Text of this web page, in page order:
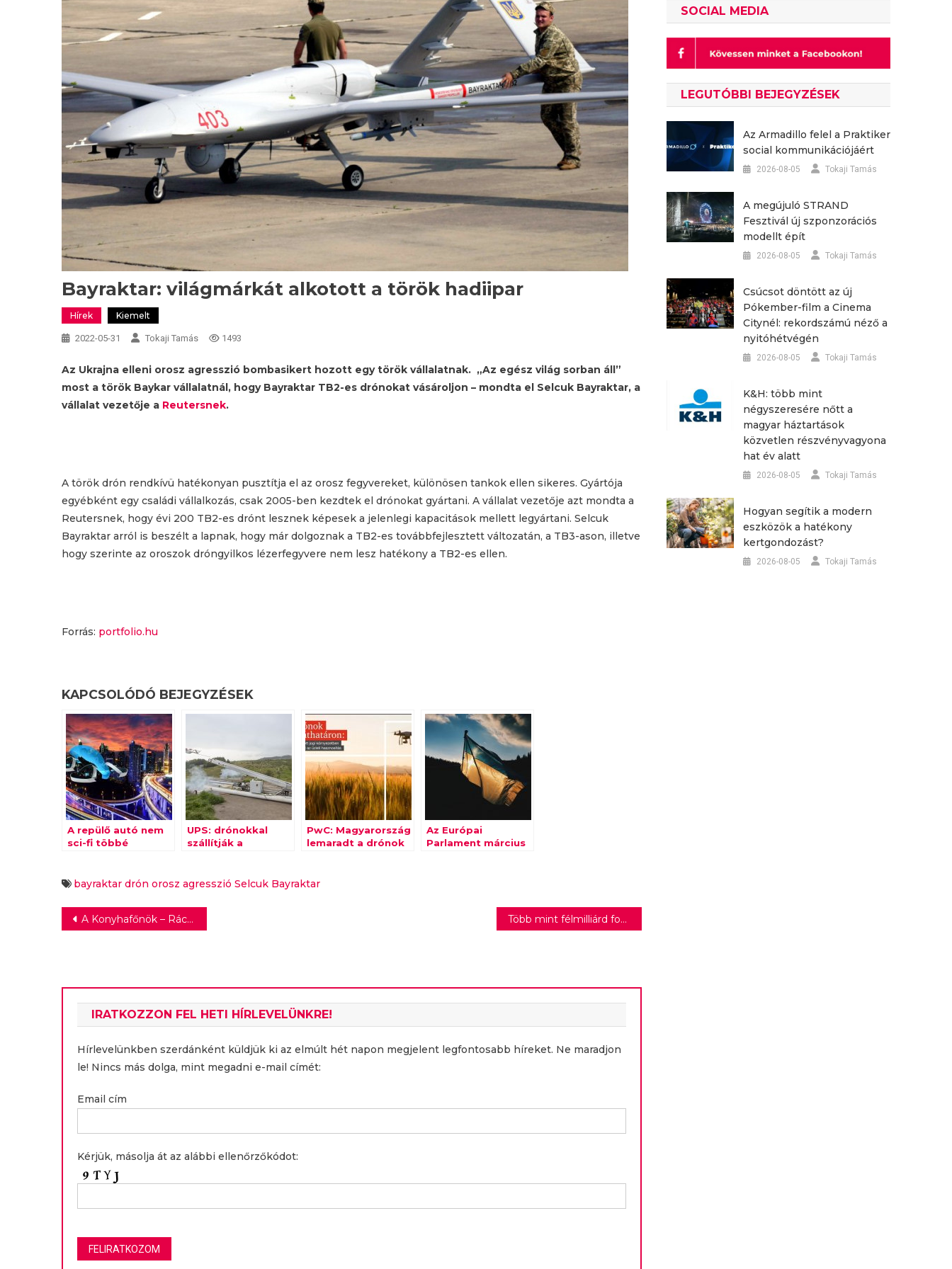
Bayraktar: világmárkát alkotott a török hadiipar
Hírek Kiemelt
2022-05-31 Tokaji Tamás 1493
Az Ukrajna elleni orosz agresszió bombasikert hozott egy török vállalatnak. „Az egész világ sorban áll”
most a török Baykar vállalatnál, hogy Bayraktar TB2-es drónokat vásároljon – mondta el Selcuk Bayraktar, a
vállalat vezetője a Reutersnek.
A török drón rendkívü hatékonyan pusztítja el az orosz fegyvereket, különösen tankok ellen sikeres. Gyártója
egyébként egy családi vállalkozás, csak 2005-ben kezdtek el drónokat gyártani. A vállalat vezetője azt mondta a
Reutersnek, hogy évi 200 TB2-es drónt lesznek képesek a jelenlegi kapacitások mellett legyártani. Selcuk
Bayraktar arról is beszélt a lapnak, hogy már dolgoznak a TB2-es továbbfejlesztett változatán, a TB3-ason, illetve
hogy szerinte az oroszok dróngyilkos lézerfegyvere nem lesz hatékony a TB2-es ellen.
Forrás: portfolio.hu
KAPCSOLÓDÓ BEJEGYZÉSEK
A repülő autó nem
sci-fi többé
UPS: drónokkal
szállítják a
PwC: Magyarország
lemaradt a drónok
Az Európai
Parlament március
bayraktar drón orosz agresszió Selcuk Bayraktar
Bejegyzés
A Konyhafőnök – Rácz Jenő körül forgott a világ Több mint félmilliárd forint nyereményt hozott a BL döntő a sportfogadóknak
IRATKOZZON FEL HETI HÍRLEVELÜNKRE!
Hírlevelünkben szerdánként küldjük ki az elmúlt hét napon megjelent legfontosabb híreket. Ne maradjon
le! Nincs más dolga, mint megadni e-mail címét:
Email cím
Kérjük, másolja át az alábbi ellenőrzőkódot:
SOCIAL MEDIA
LEGUTÓBBI BEJEGYZÉSEK
Az Armadillo felel a Praktiker
social kommunikációjáért
2026-08-05 Tokaji Tamás
A megújuló STRAND
Fesztivál új szponzorációs
modellt épít
2026-08-05 Tokaji Tamás
Csúcsot döntött az új
Pókember-film a Cinema
Citynél: rekordszámú néző a
nyitóhétvégén
2026-08-05 Tokaji Tamás
K&H: több mint
négyszeresére nőtt a
magyar háztartások
közvetlen részvényvagyona
hat év alatt
2026-08-05 Tokaji Tamás
Hogyan segítik a modern
eszközök a hatékony
kertgondozást?
2026-08-05 Tokaji Tamás